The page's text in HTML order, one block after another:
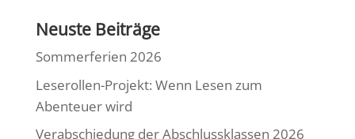
Neuste Beiträge
Sommerferien 2026
Leserollen-Projekt: Wenn Lesen zum
Abenteuer wird
Verabschiedung der Abschlussklassen 2026